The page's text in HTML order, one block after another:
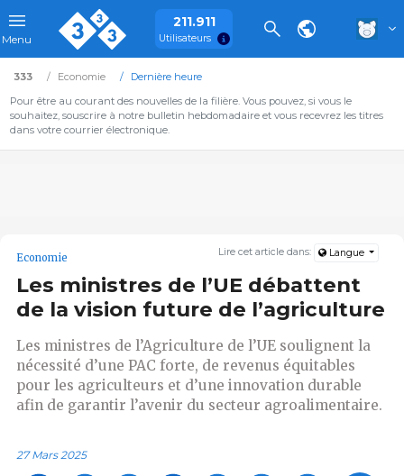
Menu
211.911
Utilisateurs
333 Economie
Dernière heure
Pour être au courant des nouvelles de la filière. Vous pouvez, si vous le
souhaitez, souscrire à notre bulletin hebdomadaire et vous recevrez les titres
dans votre courrier électronique.
Lire cet article dans: Langue
Economie
Les ministres de l’UE débattent
de la vision future de l’agriculture
Les ministres de l’Agriculture de l’UE soulignent la
nécessité d’une PAC forte, de revenus équitables
pour les agriculteurs et d’une innovation durable
afin de garantir l’avenir du secteur agroalimentaire.
27 Mars 2025